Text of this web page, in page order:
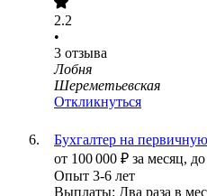
2.2
•
3 отзыва
Лобня
Шереметьевская
Откликнуться
Бухгалтер на
от 100 000 ₽ за месяц,
Опыт 3-6 лет
Выплаты: Два раза в